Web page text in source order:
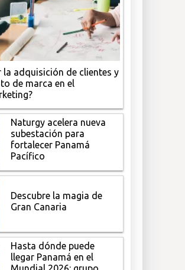
la adquisición de clientes y
de marca en el
Naturgy acelera nueva
subestación para
fortalecer Panamá
Pacífico
Descubre la magia de
Gran Canaria
Hasta dónde puede
llegar Panamá en el